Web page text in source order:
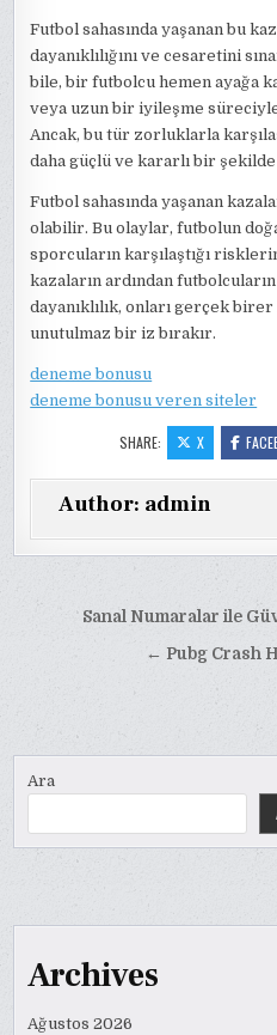
Futbol sahasında yaşanan bu
dayanıklılığını ve cesaretini
bile, bir futbolcu hemen ayağa
veya uzun bir iyileşme
Ancak, bu tür zorluklarla
daha güçlü ve kararlı bir
Futbol sahasında yaşanan
olabilir. Bu olaylar, futbolun
sporcuların karşılaştığı
kazaların ardından
dayanıklılık, onları gerçek
unutulmaz bir iz bırakır.
deneme bonusu
deneme bonusu veren siteler
SHARE: X
Author: admin
gezinmesi
Sanal Numaralar ile
← Pubg Crash
Ara
Archives
Ağustos 2026